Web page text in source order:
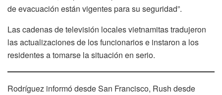
de evacuación están vigentes para su seguridad”.
Las cadenas de televisión locales vietnamitas tradujeron
las actualizaciones de los funcionarios e instaron a los
residentes a tomarse la situación en serio.
Rodríguez informó desde San Francisco, Rush desde